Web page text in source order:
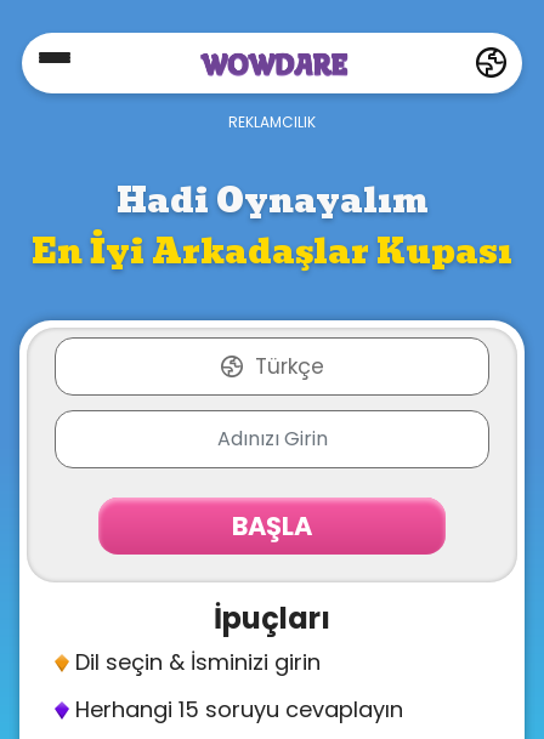
Home
Privacy
FAQ's
Terms
About
Hadi Oynayalım
En İyi Arkadaşlar Kupası
Türkçe
BAŞLA
İpuçları
Dil seçin & İsminizi girin
Herhangi 15 soruyu cevaplayın